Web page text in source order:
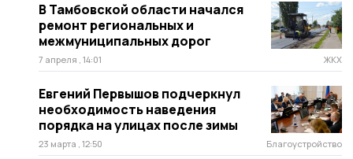
В Тамбовской области начался
ремонт региональных и
межмуниципальных дорог
7 апреля , 14:01 ЖКХ
Евгений Первышов подчеркнул
необходимость наведения
порядка на улицах после зимы
23 марта , 12:50 Благоустройство